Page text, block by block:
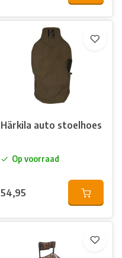
Härkila auto stoelhoes
Op voorraad
54,95